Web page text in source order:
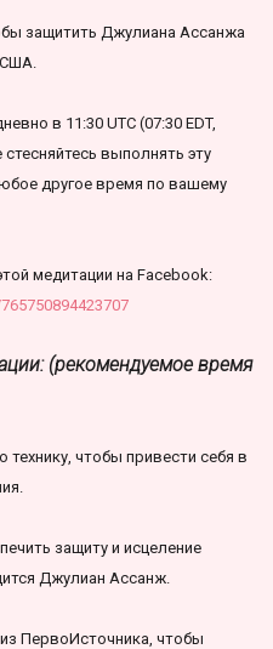
защитить Джулиана Ассанжа
в 11:30 UTC (07:30 EDT,
выполнять эту
другое время по вашему
медитации на Facebook:
(рекомендуемое время
чтобы привести себя в
защиту и исцеление
Джулиан Ассанж.
ПервоИсточника, чтобы